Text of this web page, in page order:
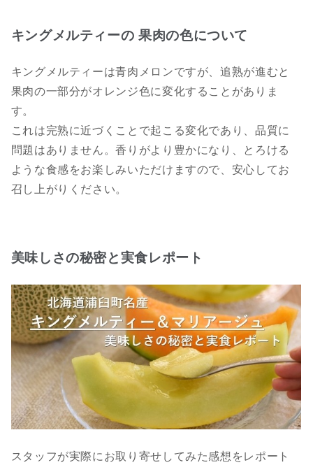
キングメルティーの 果肉の色について
キングメルティーは青肉メロンですが、追熟が進むと
果肉の一部分がオレンジ色に変化することがありま
す。
これは完熟に近づくことで起こる変化であり、品質に
問題はありません。香りがより豊かになり、とろける
ような食感をお楽しみいただけますので、安心してお
召し上がりください。
美味しさの秘密と実食レポート
スタッフが実際にお取り寄せしてみた感想をレポート